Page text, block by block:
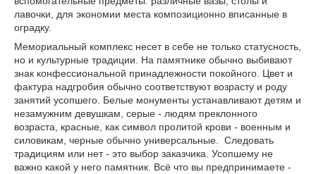
лавочки, для экономии места композиционно вписанные в
оградку.
Мемориальный комплекс несет в себе не только статусность,
но и культурные традиции. На памятнике обычно выбивают
знак конфессиональной принадлежности покойного. Цвет и
фактура надгробия обычно соответствуют возрасту и роду
занятий усопшего. Белые монументы устанавливают детям и
незамужним девушкам, серые - людям преклонного
возраста, красные, как символ пролитой крови - военным и
силовикам, черные обычно универсальные. Следовать
традициям или нет - это выбор заказчика. Усопшему не
важно какой у него памятник. Всё что вы предпринимаете -